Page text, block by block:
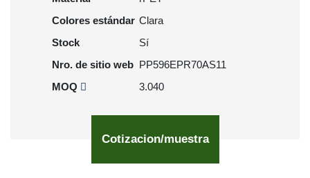
Colores estándar Clara
Stock
Sí
Nro. de sitio web PP596EPR70AS11
MOQ
3.040
Cotizacion/muestra